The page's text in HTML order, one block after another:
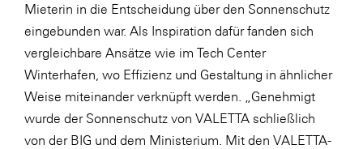
Mieterin in die Entscheidung über den Sonnenschutz
eingebunden war. Als Inspiration dafür fanden sich
vergleichbare Ansätze wie im Tech Center
Winterhafen, wo Effizienz und Gestaltung in ähnlicher
Weise miteinander verknüpft werden. „Genehmigt
wurde der Sonnenschutz von VALETTA schließlich
von der BIG und dem Ministerium. Mit den VALETTA-